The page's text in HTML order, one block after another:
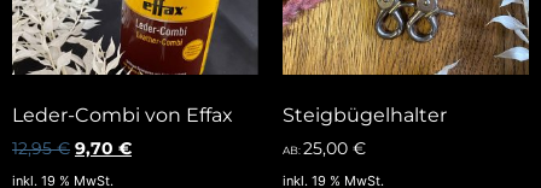
Leder-Combi von Effax
12,95€ 9,70 €
inkl. 19 % MwSt.
Steigbügelhalter
AB:25,00 €
inkl. 19 % MwSt.